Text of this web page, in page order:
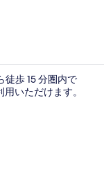
歩 15 分圏内で
いただけます。